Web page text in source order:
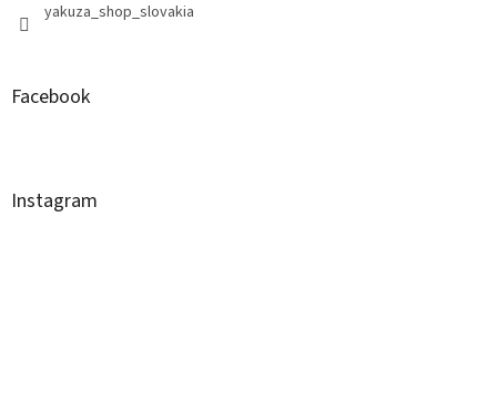
yakuza_shop_slovakia
Facebook
Instagram